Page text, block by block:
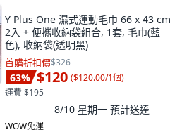
Y Plus One 濕式運動毛巾 66 x 43 cm
2入 + 便攜收納袋組合, 1套, 毛巾(藍
色), 收納袋(透明黑)
首購折扣價$326
63% $120 ($120.00/1個)
運費 $195
8/10 星期一 預計送達
WOW免運